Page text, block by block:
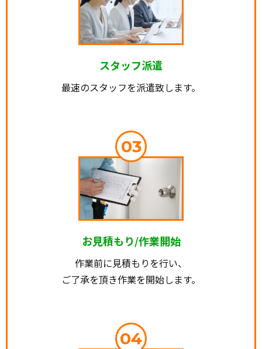
スタッフ派遣
最速のスタッフを派遣致します。
03
お見積もり/作業開始
作業前に見積もりを行い、
ご了承を頂き作業を開始します。
04